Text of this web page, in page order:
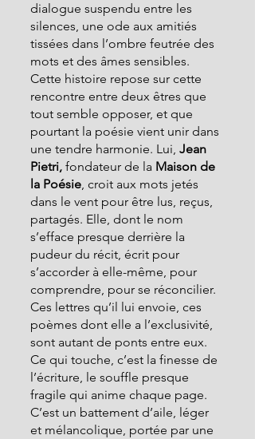
dialogue suspendu entre les
silences, une ode aux amitiés
tissées dans l’ombre feutrée des
mots et des âmes sensibles.
Cette histoire repose sur cette
rencontre entre deux êtres que
tout semble opposer, et que
pourtant la poésie vient unir dans
une tendre harmonie. Lui, Jean
Pietri, fondateur de la Maison de
la Poésie, croit aux mots jetés
dans le vent pour être lus, reçus,
partagés. Elle, dont le nom
s’efface presque derrière la
pudeur du récit, écrit pour
s’accorder à elle-même, pour
comprendre, pour se réconcilier.
Ces lettres qu’il lui envoie, ces
poèmes dont elle a l’exclusivité,
sont autant de ponts entre eux.
Ce qui touche, c’est la finesse de
l’écriture, le souffle presque
fragile qui anime chaque page.
C’est un battement d’aile, léger
et mélancolique, portée par une